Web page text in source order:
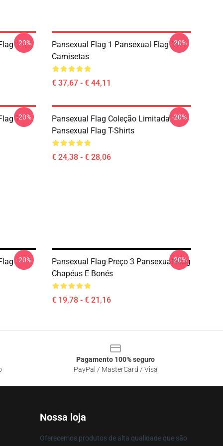
-20%
Pansexual Flag 1 Pansexual Flag
Camisetas
€ 37,67 - € 44,11
-20%
T-
-20%
Pansexual Flag Coleção Limitada
Pansexual Flag T-Shirts
€ 24,38 - € 28,06
-20%
-20%
Pansexual Flag Preço 3 Pansexual Flag
Chapéus E Bonés
€ 19,78 - € 21,16
-20%
Pagamento 100% seguro
PayPal / MasterCard / Visa
Nossa loja
Oferecemos produtos de alta qualidade que são